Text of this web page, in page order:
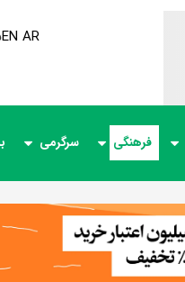
EN AR
فرهنگی سرگرمی